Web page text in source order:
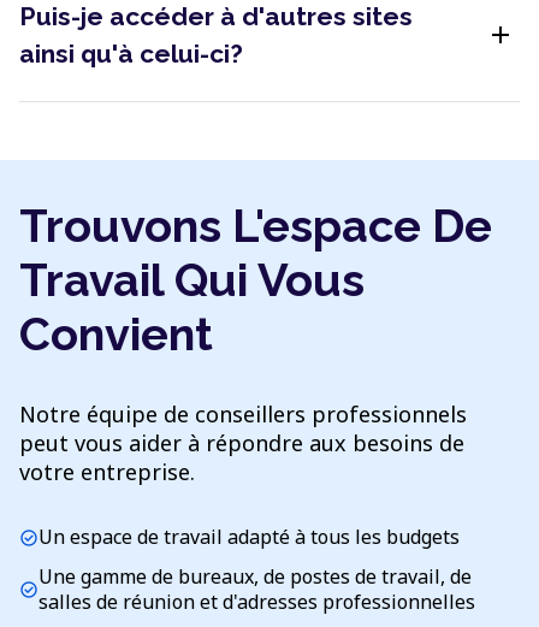
Puis-je accéder à d'autres sites
ainsi qu'à celui-ci?
add
Trouvons L'espace De
Travail Qui Vous
Convient
Notre équipe de conseillers professionnels
peut vous aider à répondre aux besoins de
votre entreprise.
check_circleUn espace de travail adapté à tous les budgets
check_circleUne gamme de bureaux, de postes de travail, de
salles de réunion et d'adresses professionnelles